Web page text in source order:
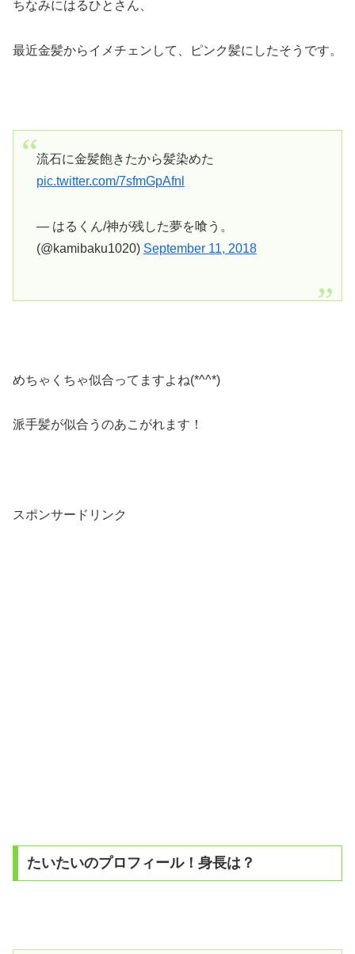
ちなみにはるひとさん、
最近金髪からイメチェンして、ピンク髪にしたそうです。
流石に金髪飽きたから髪染めた
pic.twitter.com/7sfmGpAfnl
— はるくん/神が残した夢を喰う。
(@kamibaku1020) September 11, 2018
めちゃくちゃ似合ってますよね(*^^*)
派手髪が似合うのあこがれます！
スポンサードリンク
たいたいのプロフィール！身長は？